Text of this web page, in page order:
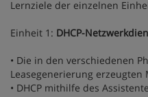
Lernziele der einzelnen
Einheit 1: DHCP-
• Die in den verschiedenen
Leasegenerierung
• DHCP mithilfe des